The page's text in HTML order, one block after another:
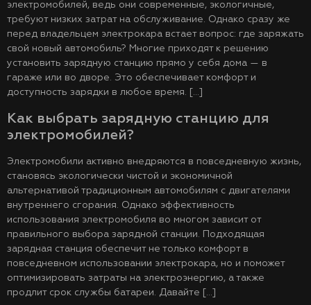
электромобилей, ведь они современные, экологичные,
требуют низких затрат на обслуживание. Однако сразу же
перед владельцем электрокара встает вопрос: где заряжать
свой новый автомобиль? Многие приходят к решению
установить зарядную станцию прямо у себя дома — в
гараже или во дворе. Это обеспечивает комфорт и
доступность зарядки в любое время. […]
Как выбрать зарядную станцию для
электромобилей?
Электромобили активно внедряются в повседневную жизнь,
становясь экологически чистой и экономичной
альтернативой традиционным автомобилям с двигателями
внутреннего сгорания. Однако эффективность
использования электромобиля во многом зависит от
правильного выбора зарядной станции. Подходящая
зарядная станция обеспечит не только комфорт в
повседневном использовании электрокара, но и поможет
оптимизировать затраты на электроэнергию, а также
продлит срок службы батареи. Давайте […]